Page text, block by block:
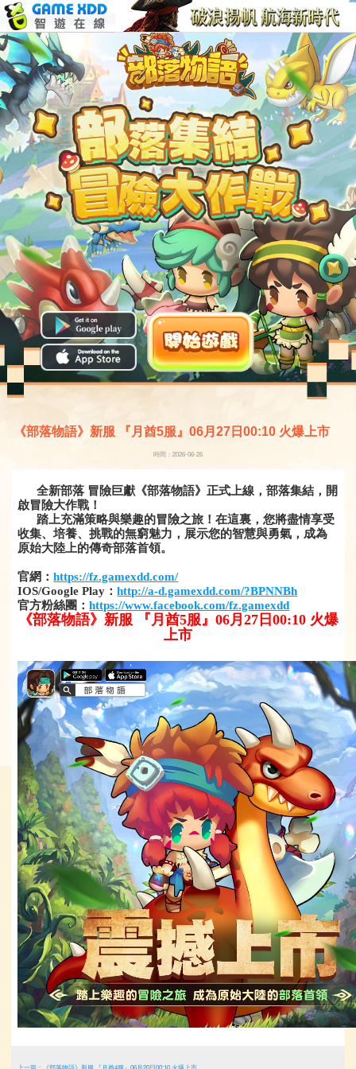
《部落物語》新服 『月酋5服』06月27日00:10 火爆上市
時間：2026-06-26
全新部落 冒險巨獻《部落物語》正式上線，部落集結，開
啟冒險大作戰！
踏上充滿策略與樂趣的冒險之旅！在這裏，您將盡情享受
收集、培養、挑戰的無窮魅力，展示您的智慧與勇氣，成為
原始大陸上的傳奇部落首領。
官網：https://fz.gamexdd.com/
IOS/Google Play：http://a-d.gamexdd.com/?BPNNBh
官方粉絲團：https://www.facebook.com/fz.gamexdd
《部落物語》新服 『月酋5服』06月27日00:10 火爆
上市
上一篇：《部落物語》新服 『月酋4服』06月20日00:10 火爆上市